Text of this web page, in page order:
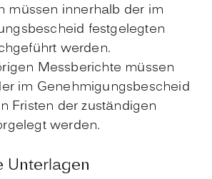
müssen innerhalb der im
festgelegten
werden.
Messberichte müssen
im Genehmigungsbescheid
Fristen der zuständigen
werden.
Unterlagen